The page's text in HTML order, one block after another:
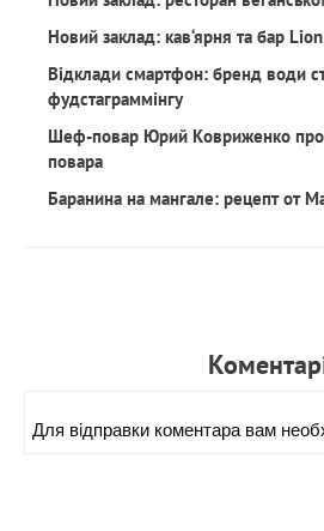
Новий заклад: кав‘ярня та бар
Відклади смартфон: бренд води
фудстаграммінгу
Шеф-повар Юрий Ковриженко про
повара
Баранина на мангале: рецепт от
Для вiдправки коментара вам